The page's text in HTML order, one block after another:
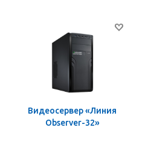
Видеосервер «Линия
Observer-32»